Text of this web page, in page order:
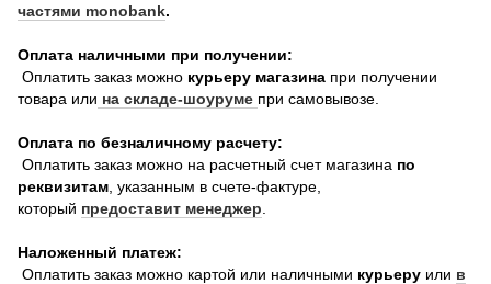
частями monobank.
Оплата наличными при получении:
Оплатить заказ можно курьеру магазина при получении
товара или на складе-шоуруме при самовывозе.
Оплата по безналичному расчету:
Оплатить заказ можно на расчетный счет магазина по
реквизитам , указанным в счете-фактуре,
который предоставит менеджер
Наложенный платеж:
Оплатить заказ можно картой или наличными курьеру или в